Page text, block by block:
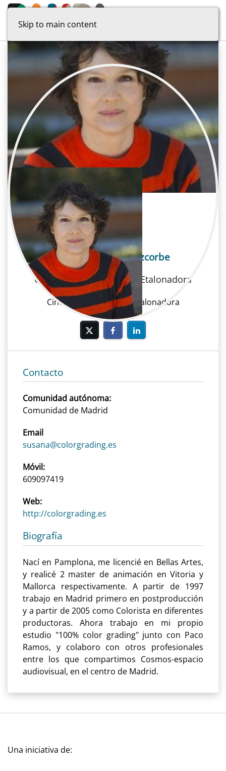
Skip to main content
Susana Muniain Aizcorbe
Cine | Postproducción | Etalonadora
Cine, Postproducción, Etalonadora
Contacto
Comunidad autónoma:
Comunidad de Madrid
Email
susana@colorgrading.es
Móvil:
609097419
Web:
http://colorgrading.es
Biografía
Nací en Pamplona, me licencié en Bellas Artes,
y realicé 2 master de animación en Vitoria y
Mallorca respectivamente. A partir de 1997
trabajo en Madrid primero en postproducción
y a partir de 2005 como Colorista en diferentes
productoras. Ahora trabajo en mi propio
estudio "100% color grading" junto con Paco
Ramos, y colaboro con otros profesionales
entre los que compartimos Cosmos-espacio
audiovisual, en el centro de Madrid.
Una iniciativa de: